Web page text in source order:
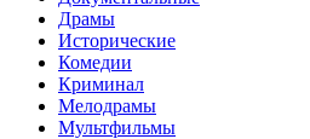
Драмы
Исторические
Комедии
Криминал
Мелодрамы
Мультфильмы